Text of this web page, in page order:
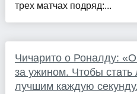
трех матчах подряд:...
Чичарито о Роналду:
за ужином. Чтобы
лучшим каждую